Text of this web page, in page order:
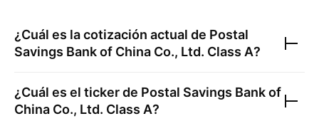
¿Cuál es la cotización actual de Postal
Savings Bank of China Co., Ltd. Class A?
¿Cuál es el ticker de Postal Savings Bank of
China Co., Ltd. Class A?